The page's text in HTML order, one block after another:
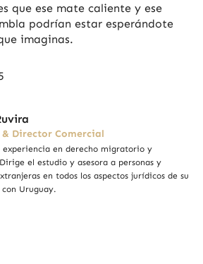
que ese mate caliente y ese
podrían estar esperándote
imaginas.
Director Comercial
experiencia en derecho migratorio y
el estudio y asesora a personas y
en todos los aspectos jurídicos de su
Uruguay.